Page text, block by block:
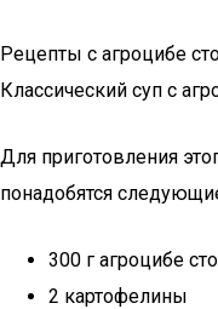
Рецепты с агроцибе
Классический суп с
Для приготовления
понадобятся
300 г агроцибе
2 картофелины